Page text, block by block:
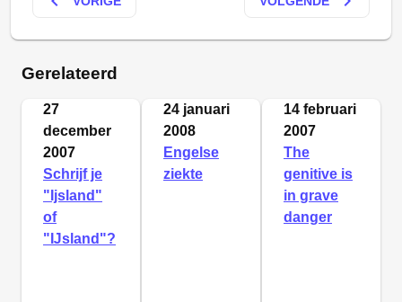
Gerelateerd
27
december
2007
Schrijf je
"Ijsland"
of
"Ĳsland"?
24 januari
2008
Engelse
ziekte
14 februari
2007
The
genitive is
in grave
danger